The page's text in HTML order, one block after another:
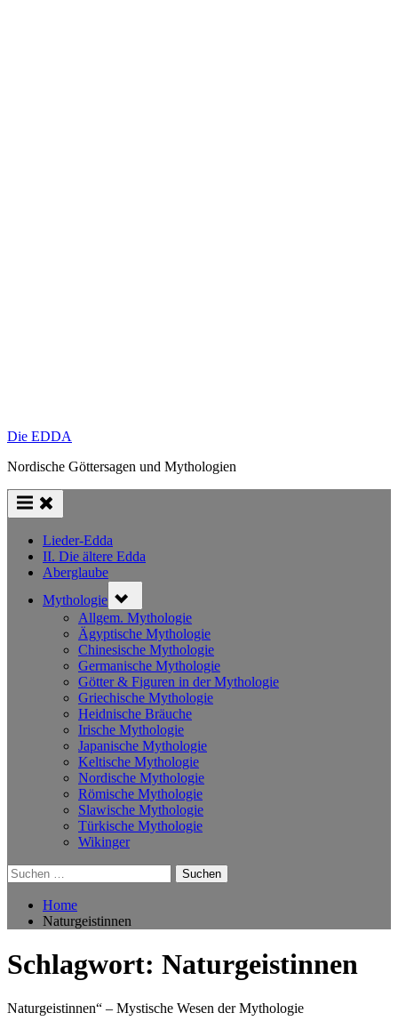
Die EDDA
Nordische Göttersagen und Mythologien
Lieder-Edda
II. Die ältere Edda
Aberglaube
Mythologie sub-
menu
Allgem. Mythologie
Ägyptische Mythologie
Chinesische Mythologie
Germanische Mythologie
Götter & Figuren in der Mythologie
Griechische Mythologie
Heidnische Bräuche
Irische Mythologie
Japanische Mythologie
Keltische Mythologie
Nordische Mythologie
Römische Mythologie
Slawische Mythologie
Türkische Mythologie
Wikinger
Suchen
nach:
Home
Naturgeistinnen
Schlagwort: Naturgeistinnen
Naturgeistinnen“ – Mystische Wesen der Mythologie